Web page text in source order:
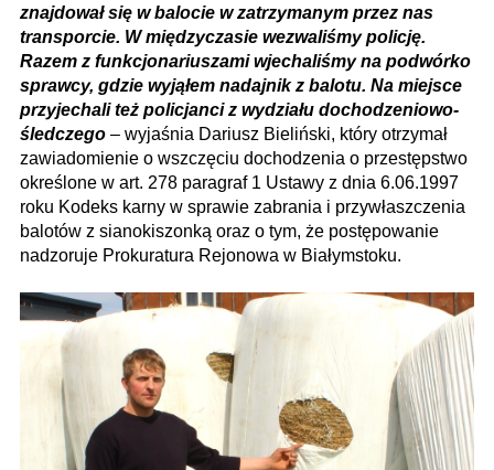
znajdował się w balocie w zatrzymanym przez nas
transporcie. W międzyczasie wezwaliśmy policję.
Razem z funkcjonariuszami wjechaliśmy na podwórko
sprawcy, gdzie wyjąłem nadajnik z balotu. Na miejsce
przyjechali też policjanci z wydziału dochodzeniowo-
śledczego – wyjaśnia Dariusz Bieliński, który otrzymał
zawiadomienie o wszczęciu dochodzenia o przestępstwo
określone w art. 278 paragraf 1 Ustawy z dnia 6.06.1997
roku Kodeks karny w sprawie zabrania i przywłaszczenia
balotów z sianokiszonką oraz o tym, że postępowanie
nadzoruje Prokuratura Rejonowa w Białymstoku.